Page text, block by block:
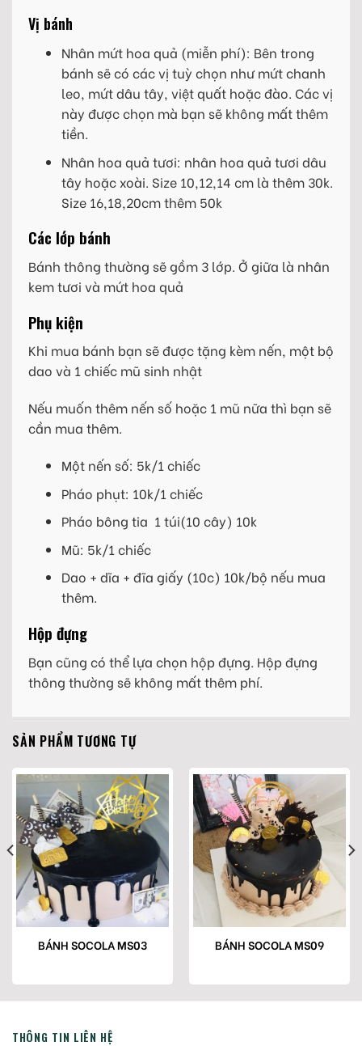
Vị bánh
Nhân mứt hoa quả (miễn phí): Bên trong
bánh sẽ có các vị tuỳ chọn như mứt chanh
leo, mứt dâu tây, việt quất hoặc đào. Các vị
này được chọn mà bạn sẽ không mất thêm
tiền.
Nhân hoa quả tươi: nhân hoa quả tươi dâu
tây hoặc xoài. Size 10,12,14 cm là thêm 30k.
Size 16,18,20cm thêm 50k
Các lớp bánh
Bánh thông thường sẽ gồm 3 lớp. Ở giữa là nhân
kem tươi và mứt hoa quả
Phụ kiện
Khi mua bánh bạn sẽ được tặng kèm nến, một bộ
dao và 1 chiếc mũ sinh nhật
Nếu muốn thêm nến số hoặc 1 mũ nữa thì bạn sẽ
cần mua thêm.
Một nến số: 5k/1 chiếc
Pháo phụt: 10k/1 chiếc
Pháo bông tia 1 túi(10 cây) 10k
Mũ: 5k/1 chiếc
Dao + dĩa + đĩa giấy (10c) 10k/bộ nếu mua
thêm.
Hộp đựng
Bạn cũng có thể lựa chọn hộp đựng. Hộp đựng
thông thường sẽ không mất thêm phí.
SẢN PHẨM TƯƠNG TỰ
BÁNH SOCOLA MS03 BÁNH SOCOLA MS09
THÔNG TIN LIÊN HỆ